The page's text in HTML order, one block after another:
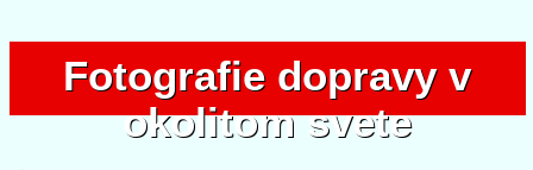
Fotografie dopravy v
okolitom svete
Fotografie dopravy v
okolitom svete